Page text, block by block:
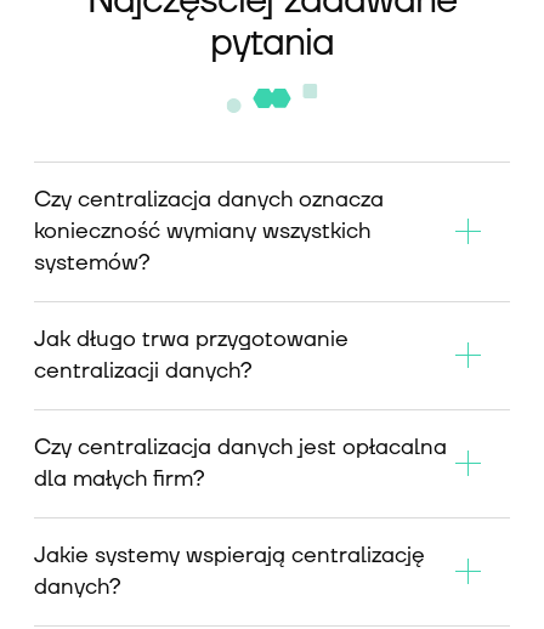
pytania
Czy centralizacja danych oznacza
konieczność wymiany wszystkich
systemów?
Jak długo trwa przygotowanie
centralizacji danych?
Czy centralizacja danych jest opłacalna
dla małych firm?
Jakie systemy wspierają centralizację
danych?